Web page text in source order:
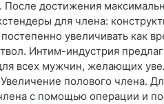
достижения
для члена:
увеличивать как
Интим-индустрия
всех мужчин, желающих
полового члена.
с помощью операции и